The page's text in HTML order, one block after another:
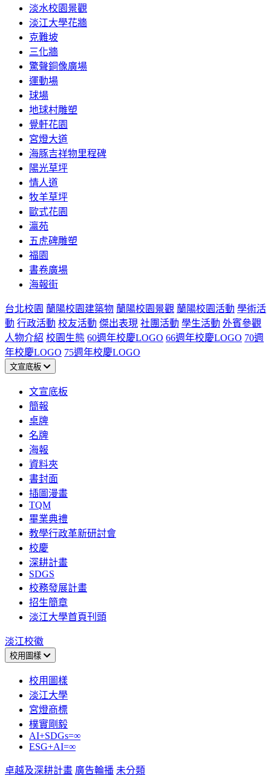
淡水校園景觀
淡江大學花牆
克難坡
三化牆
驚聲銅像廣場
運動場
球場
地球村雕塑
覺軒花園
宮燈大道
海豚吉祥物里程碑
陽光草坪
情人道
牧羊草坪
歐式花園
瀛苑
五虎碑雕塑
福園
書卷廣場
海報街
台北校園 蘭陽校園建築物 蘭陽校園景觀 蘭陽校園活動 學術活
動 行政活動 校友活動 傑出表現 社團活動 學生活動 外賓參觀
人物介紹 校園生態 60週年校慶LOGO 66週年校慶LOGO 70週
年校慶LOGO 75週年校慶LOGO
文宣底板
文宣底板
簡報
桌牌
名牌
海報
資料夾
書封面
插圖漫畫
TQM
畢業典禮
教學行政革新研討會
校慶
深耕計畫
SDGS
校務發展計畫
招生簡章
淡江大學首頁刊頭
淡江校徽
校用圖樣
校用圖樣
淡江大學
宮燈商標
樸實剛毅
AI+SDGs=∞
ESG+AI=∞
卓越及深耕計畫 廣告輪播 未分類